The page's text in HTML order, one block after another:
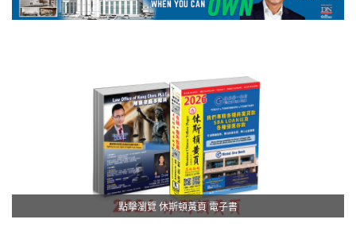
點擊瀏覽 休斯頓黃頁 電子書